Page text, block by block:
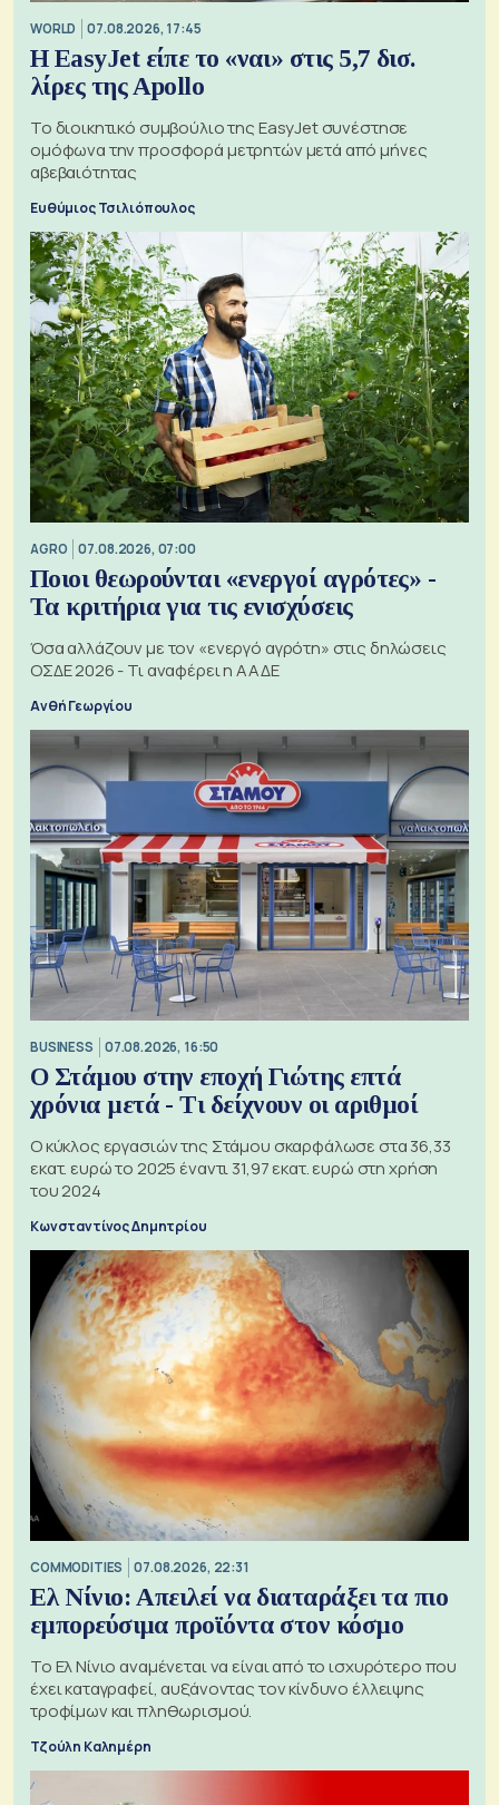
WORLD 07.08.2026, 17:45
Η EasyJet είπε το «ναι» στις 5,7 δισ.
λίρες της Apollo
Το διοικητικό συμβούλιο της EasyJet συνέστησε
ομόφωνα την προσφορά μετρητών μετά από μήνες
αβεβαιότητας
Ευθύμιος Τσιλιόπουλος
AGRO 07.08.2026, 07:00
Ποιοι θεωρούνται «ενεργοί αγρότες» -
Τα κριτήρια για τις ενισχύσεις
Όσα αλλάζουν με τον «ενεργό αγρότη» στις δηλώσεις
ΟΣΔΕ 2026 - Τι αναφέρει η ΑΑΔΕ
Ανθή Γεωργίου
BUSINESS 07.08.2026, 16:50
Ο Στάμου στην εποχή Γιώτης επτά
χρόνια μετά - Τι δείχνουν οι αριθμοί
Ο κύκλος εργασιών της Στάμου σκαρφάλωσε στα 36,33
εκατ. ευρώ το 2025 έναντι 31,97 εκατ. ευρώ στη χρήση
του 2024
Κωνσταντίνος Δημητρίου
COMMODITIES 07.08.2026, 22:31
Ελ Νίνιο: Απειλεί να διαταράξει τα πιο
εμπορεύσιμα προϊόντα στον κόσμο
Το Ελ Νίνιο αναμένεται να είναι από το ισχυρότερο που
έχει καταγραφεί, αυξάνοντας τον κίνδυνο έλλειψης
τροφίμων και πληθωρισμού.
Τζούλη Καλημέρη